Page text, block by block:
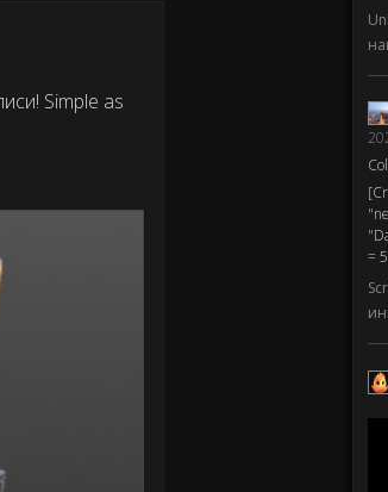
=
Simple as